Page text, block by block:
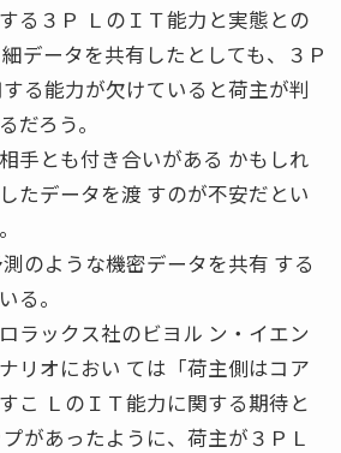
る３Ｐ ＬのＩＴ能力と実態との
データを共有したとしても、３Ｐ
る能力が欠けていると荷主が判
だろう。
手とも付き合いがある かもしれ
たデータを渡 すのが不安だとい
のような機密データを共有 する
る。
ラックス社のビヨル ン・イエン
リオにおい ては「荷主側はコア
こ ＬのＩＴ能力に関する期待と
があったように、荷主が３ＰＬ